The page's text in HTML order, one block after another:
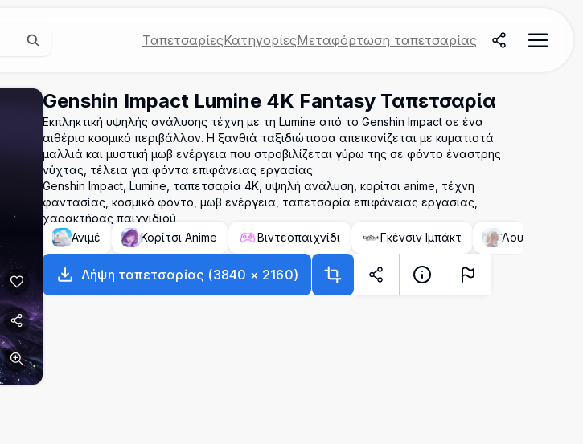
ΤαπετσαρίεςΚατηγορίεςΜεταφόρτωση ταπετσαρίας
Genshin Impact Lumine 4K Fantasy Ταπετσαρία
Εκπληκτική υψηλής ανάλυσης τέχνη με τη Lumine από το Genshin Impact σε ένα
αιθέριο κοσμικό περιβάλλον. Η ξανθιά ταξιδιώτισσα απεικονίζεται με κυματιστά
μαλλιά και μυστική μωβ ενέργεια που στροβιλίζεται γύρω της σε φόντο έναστρης
νύχτας, τέλεια για φόντα επιφάνειας εργασίας.
Genshin Impact, Lumine, ταπετσαρία 4K, υψηλή ανάλυση, κορίτσι anime, τέχνη
φαντασίας, κοσμικό φόντο, μωβ ενέργεια, ταπετσαρία επιφάνειας εργασίας,
χαρακτήρας παιχνιδιού
Ανιμέ
Κορίτσι Anime Βιντεοπαιχνίδι Γκένσιν Ιμπάκτ Λουμίν
Λήψη ταπετσαρίας (3840 × 2160)